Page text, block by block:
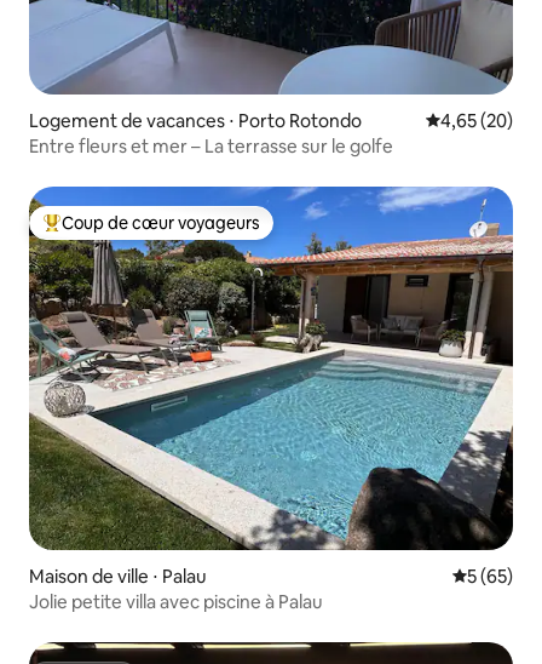
Logement de vacances ⋅ Porto Rotondo Évaluation
4,65 (20)
Entre fleurs et mer – La terrasse sur le golfe
Coups de cœur voyageurs les plus appréciés
Coup de cœur voyageurs
Maison de ville ⋅ Palau
5 (65)
Jolie petite villa avec piscine à Palau